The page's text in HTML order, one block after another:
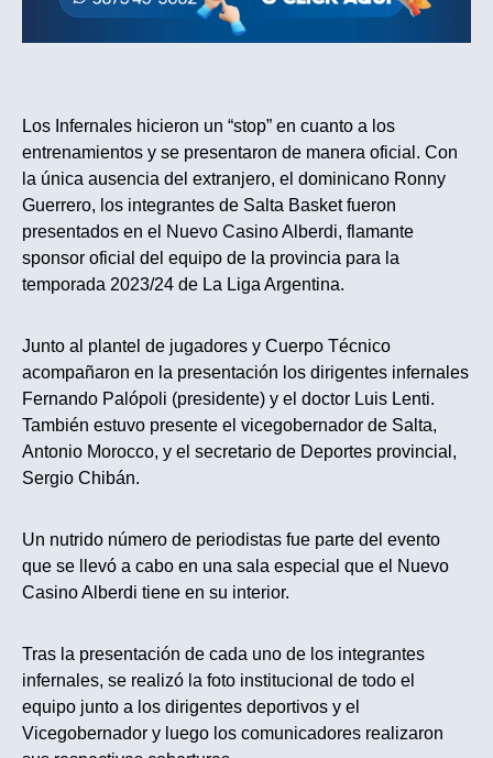
Los Infernales hicieron un “stop” en cuanto a los
entrenamientos y se presentaron de manera oficial. Con
la única ausencia del extranjero, el dominicano Ronny
Guerrero, los integrantes de Salta Basket fueron
presentados en el Nuevo Casino Alberdi, flamante
sponsor oficial del equipo de la provincia para la
temporada 2023/24 de La Liga Argentina.
Junto al plantel de jugadores y Cuerpo Técnico
acompañaron en la presentación los dirigentes infernales
Fernando Palópoli (presidente) y el doctor Luis Lenti.
También estuvo presente el vicegobernador de Salta,
Antonio Morocco, y el secretario de Deportes provincial,
Sergio Chibán.
Un nutrido número de periodistas fue parte del evento
que se llevó a cabo en una sala especial que el Nuevo
Casino Alberdi tiene en su interior.
Tras la presentación de cada uno de los integrantes
infernales, se realizó la foto institucional de todo el
equipo junto a los dirigentes deportivos y el
Vicegobernador y luego los comunicadores realizaron